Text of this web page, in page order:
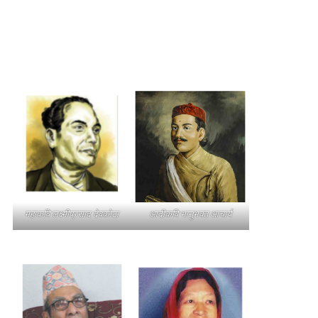
महाकवि लक्ष्मीप्रसाद देवकोटा आदीकवि भानुभक्त आचार्य